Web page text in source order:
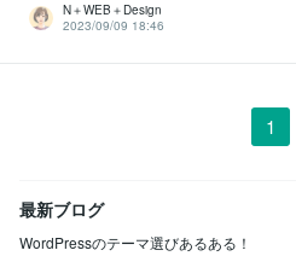
N＋WEB＋Design
2023/09/09 18:46
1
最新ブログ
WordPressのテーマ選びあるある！